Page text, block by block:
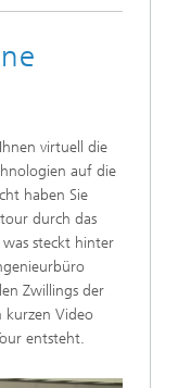
virtuell die
auf die
haben Sie
durch das
steckt hinter
Zwillings der
kurzen Video
entsteht.